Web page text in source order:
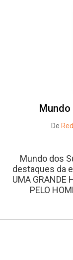
Mundo
De
Mundo dos
destaques da
UMA GRANDE
PELO